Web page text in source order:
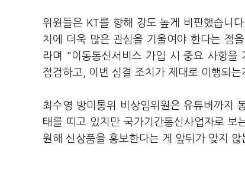
위원들은 KT를 향해 강도 높게 비판했습니
치에 더욱 많은 관심을 기울여야 한다는 점
라며 "이동통신서비스 가입 시 중요 사항을
점검하고, 이번 심결 조치가 제대로 이행되
최수영 방미통위 비상임위원은 유튜버까지
태를 띠고 있지만 국가기간통신사업자로
원해 신상품을 홍보한다는 게 앞뒤가 맞지 않